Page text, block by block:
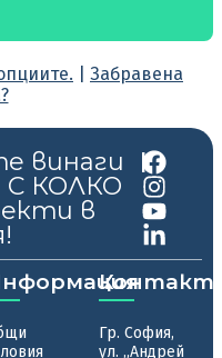
Забравена
винаги
С КОЛКО
в
|
Гр. София,
ул. „Андрей